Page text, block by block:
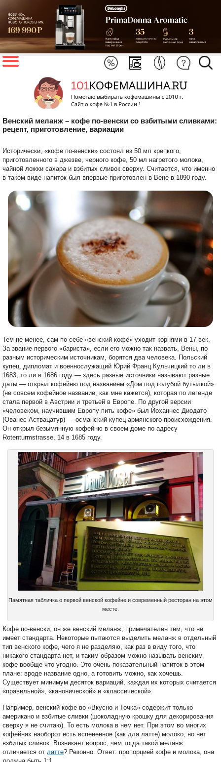
Венский меланж – кофе по-венски со взбитыми сливками:
рецепт, приготовление, вариации
Исторически, «кофе по-венски» состоял из 50 мл крепкого,
приготовленного в джезве, черного кофе, 50 мл нагретого молока,
чайной ложки сахара и взбитых сливок сверху. Считается, что именно
в таком виде напиток был впервые приготовлен в Вене в 1890 году.
Тем не менее, сам по себе «венский кофе» уходит корнями в 17 век.
За звание первого «бариста», если его можно так назвать, Вены, по
разным историческим источникам, борятся два человека. Польский
купец, дипломат и военнослужащий Юрий Франц Кульчицкий то ли в
1683, то ли в 1686 году — здесь разные источники называют разные
даты — открыл кофейню под названием «Дом под голубой бутылкой»
(не совсем кофейное название, как мне кажется), которая по легенде
стала первой в Австрии и третьей в Европе. По другой версии
«человеком, научившим Европу пить кофе» был Йоханнес Диодато
(Ованес Аствацатур) — османский купец армянского происхождения.
Он открыл безымянную кофейню в своем доме по адресу
Rotenturmstrasse, 14 в 1685 году.
Памятная табличка о первой венской кофейне и современный ресторан на этом
месте.
Кофе по-венски, он же венский меланж, примечателен тем, что не
имеет стандарта. Некоторые пытаются выделить меланж в отдельный
тип венского кофе, чего я не разделяю, как раз в виду того, что
никакого стандарта нет, и таким образом можно называть венским
кофе вообще что угодно. Это очень показательный напиток в этом
плане: вроде название одно, а готовить можно, как хочешь.
Существует минимум десяток вариаций, каждая их которых считается
«правильной», «канонической» и «классической».
Например, венский кофе во «Вкусно и Точка» содержит только
американо и взбитые сливки (шоколадную крошку для декорирования
сверху я не считаю). То есть молока в нем нет. При этом во многих
кофейнях наоборот есть вспененное (как для латте) молоко, но нет
взбитых сливок. Возникает вопрос, чем тогда такой меланж
отличается от латте? Резонно. Ответ: пропорцией кофе и молока, она